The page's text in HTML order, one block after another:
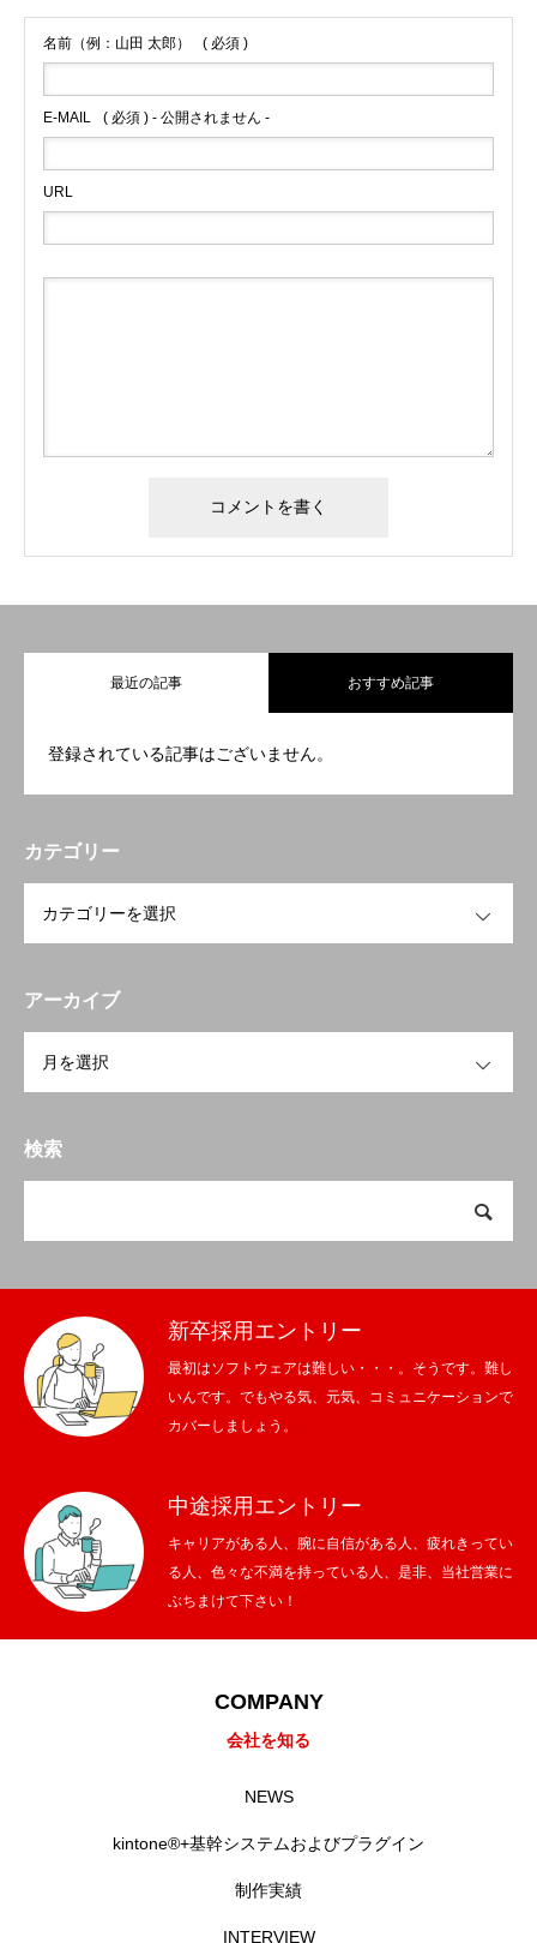
個人情報保護方針
名前（例：山田 太郎） ( 必須 )
E-MAIL ( 必須 ) - 公開されません -
URL
最近の記事 おすすめ記事
登録されている記事はございません。
カテゴリー
アーカイブ
検索
新卒採用エントリー
最初はソフトウェアは難しい・・・。そうです。難し
いんです。でもやる気、元気、コミュニケーションで
カバーしましょう。
中途採用エントリー
キャリアがある人、腕に自信がある人、疲れきってい
る人、色々な不満を持っている人、是非、当社営業に
ぶちまけて下さい！
COMPANY
会社を知る
NEWS
kintone®+基幹システムおよびプラグイン
制作実績
INTERVIEW